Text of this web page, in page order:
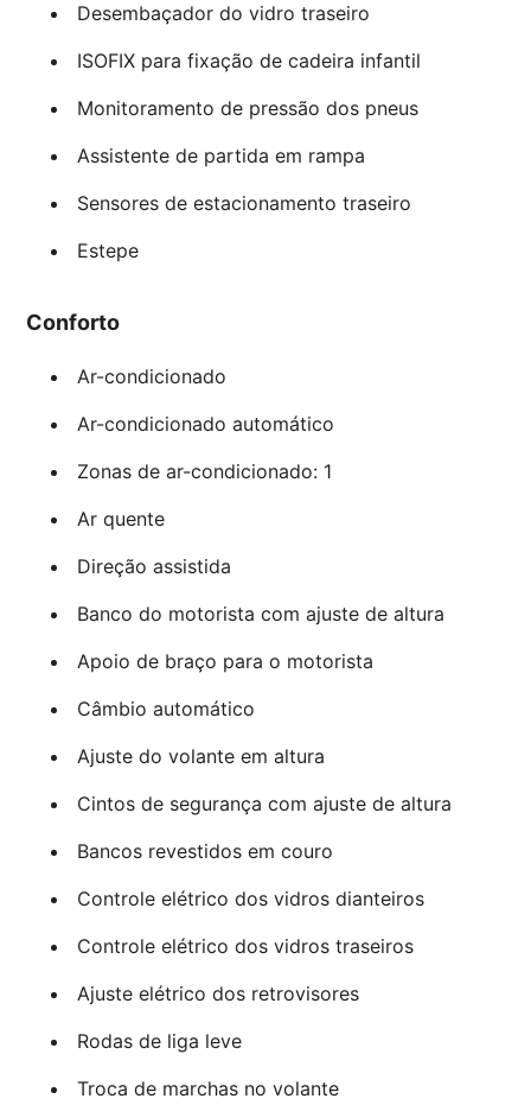
Desembaçador do vidro traseiro
ISOFIX para fixação de cadeira infantil
Monitoramento de pressão dos pneus
Assistente de partida em rampa
Sensores de estacionamento traseiro
Estepe
Conforto
Ar-condicionado
Ar-condicionado automático
Zonas de ar-condicionado: 1
Ar quente
Direção assistida
Banco do motorista com ajuste de altura
Apoio de braço para o motorista
Câmbio automático
Ajuste do volante em altura
Cintos de segurança com ajuste de altura
Bancos revestidos em couro
Controle elétrico dos vidros dianteiros
Controle elétrico dos vidros traseiros
Ajuste elétrico dos retrovisores
Rodas de liga leve
Troca de marchas no volante